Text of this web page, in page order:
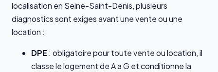
localisation en Seine-Saint-Denis, plusieurs
diagnostics sont exiges avant une vente ou une
location :
DPE : obligatoire pour toute vente ou location, il
classe le logement de A a G et conditionne la